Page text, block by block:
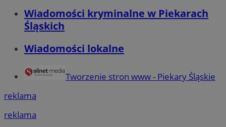
Wiadomości kryminalne w Piekarach
Śląskich
Wiadomości lokalne
Tworzenie stron www - Piekary Śląskie
reklama
reklama